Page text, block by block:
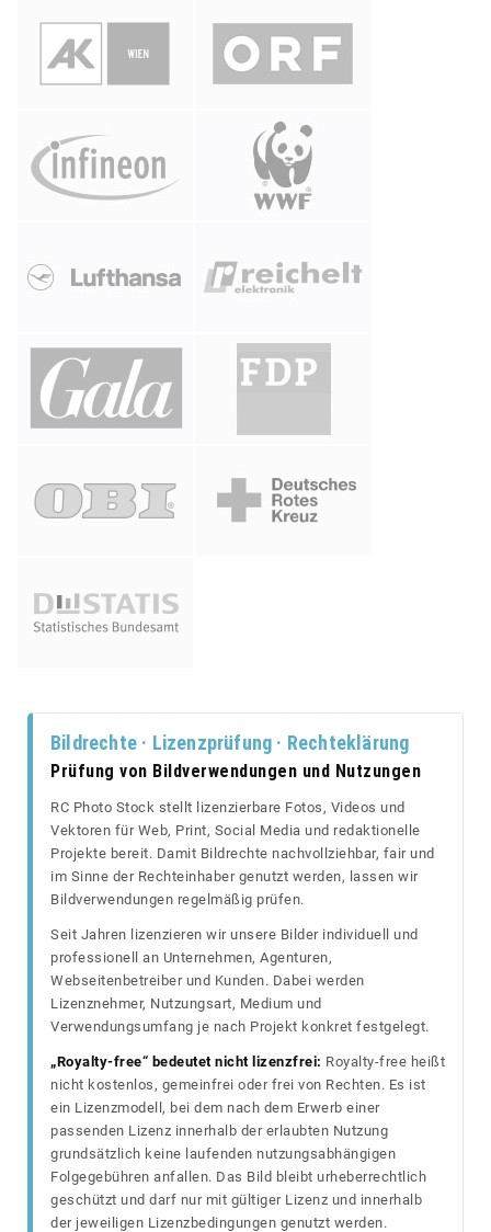
Bildrechte · Lizenzprüfung · Rechteklärung
Prüfung von Bildverwendungen und Nutzungen
RC Photo Stock stellt lizenzierbare Fotos, Videos und
Vektoren für Web, Print, Social Media und redaktionelle
Projekte bereit. Damit Bildrechte nachvollziehbar, fair und
im Sinne der Rechteinhaber genutzt werden, lassen wir
Bildverwendungen regelmäßig prüfen.
Seit Jahren lizenzieren wir unsere Bilder individuell und
professionell an Unternehmen, Agenturen,
Webseitenbetreiber und Kunden. Dabei werden
Lizenznehmer, Nutzungsart, Medium und
Verwendungsumfang je nach Projekt konkret festgelegt.
„Royalty-free“ bedeutet nicht lizenzfrei: Royalty-free heißt
nicht kostenlos, gemeinfrei oder frei von Rechten. Es ist
ein Lizenzmodell, bei dem nach dem Erwerb einer
passenden Lizenz innerhalb der erlaubten Nutzung
grundsätzlich keine laufenden nutzungsabhängigen
Folgegebühren anfallen. Das Bild bleibt urheberrechtlich
geschützt und darf nur mit gültiger Lizenz und innerhalb
der jeweiligen Lizenzbedingungen genutzt werden.